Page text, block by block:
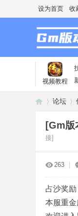
设为首页 收
视频教程
»
论坛
[Gm版
接]
263
占沙奖
本服重金